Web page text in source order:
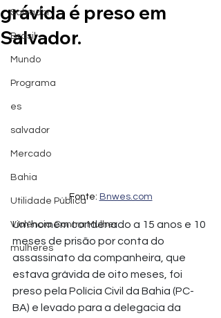
Salvador
Brasil
Mundo
Programa
es
salvador
Mercado
Bahia
Utilidade Pública
Violência Contra Mulher
mulheres
grávida é preso em
Salvador.
Fonte: Bnwes.com
Um homem condenado a 15 anos e 10
meses de prisão por conta do
assassinato da companheira, que
estava grávida de oito meses, foi
preso pela Polícia Civil da Bahia (PC-
BA) e levado para a delegacia da